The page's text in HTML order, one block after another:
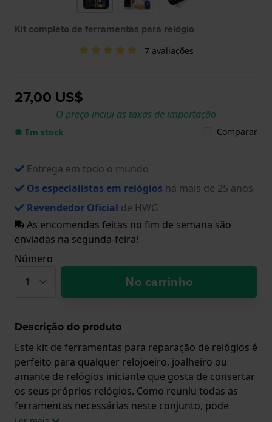
Kit completo de ferramentas para relógio
7 avaliações
27,00 US$
O preço inclui as taxas de importação
● Em stock Comparar
Entrega em todo o mundo
Os especialistas em relógios há mais de 25 anos
Revendedor Oficial de HWG
As encomendas feitas no fim de semana são
enviadas na segunda-feira!
Número
No carrinho
Descrição do produto
Este kit de ferramentas para reparação de relógios é
perfeito para qualquer relojoeiro, joalheiro ou
amante de relógios iniciante que gosta de consertar
os seus próprios relógios. Como reuniu todas as
ferramentas necessárias neste conjunto, pode